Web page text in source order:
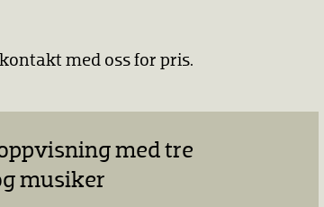
med oss for pris.
med tre
musiker